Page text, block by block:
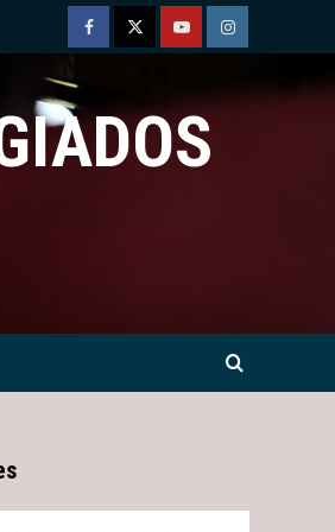
FacebookTwitterYoutubeInstagram